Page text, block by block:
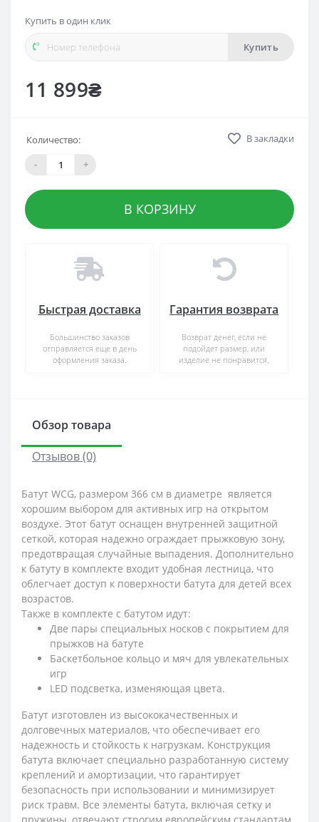
11 899₴
Купить в один клик
Купить
Количество:
-
+
В закладки
В КОРЗИНУ
Быстрая доставка
Большинство заказов
отправляется еще в день
оформления заказа.
Гарантия возврата
Возврат денег, если не
подойдет размер, или
изделие не понравится.
Обзор товара
Отзывов (0)
Батут WCG, размером 366 см в диаметре является
хорошим выбором для активных игр на открытом
воздухе. Этот батут оснащен внутренней защитной
сеткой, которая надежно ограждает прыжковую зону,
предотвращая случайные выпадения. Дополнительно
к батуту в комплекте входит удобная лестница, что
облегчает доступ к поверхности батута для детей всех
возрастов.
Также в комплекте с батутом идут:
Две пары специальных носков с покрытием для
прыжков на батуте
Баскетбольное кольцо и мяч для увлекательных
игр
LED подсветка, изменяющая цвета.
Батут изготовлен из высококачественных и
долговечных материалов, что обеспечивает его
надежность и стойкость к нагрузкам. Конструкция
батута включает специально разработанную систему
креплений и амортизации, что гарантирует
безопасность при использовании и минимизирует
риск травм. Все элементы батута, включая сетку и